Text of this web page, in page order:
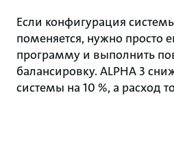
Если конфигурация
поменяется, нужно просто
программу и выполнить
балансировку. ALPHA 3
системы на 10 %, а расход